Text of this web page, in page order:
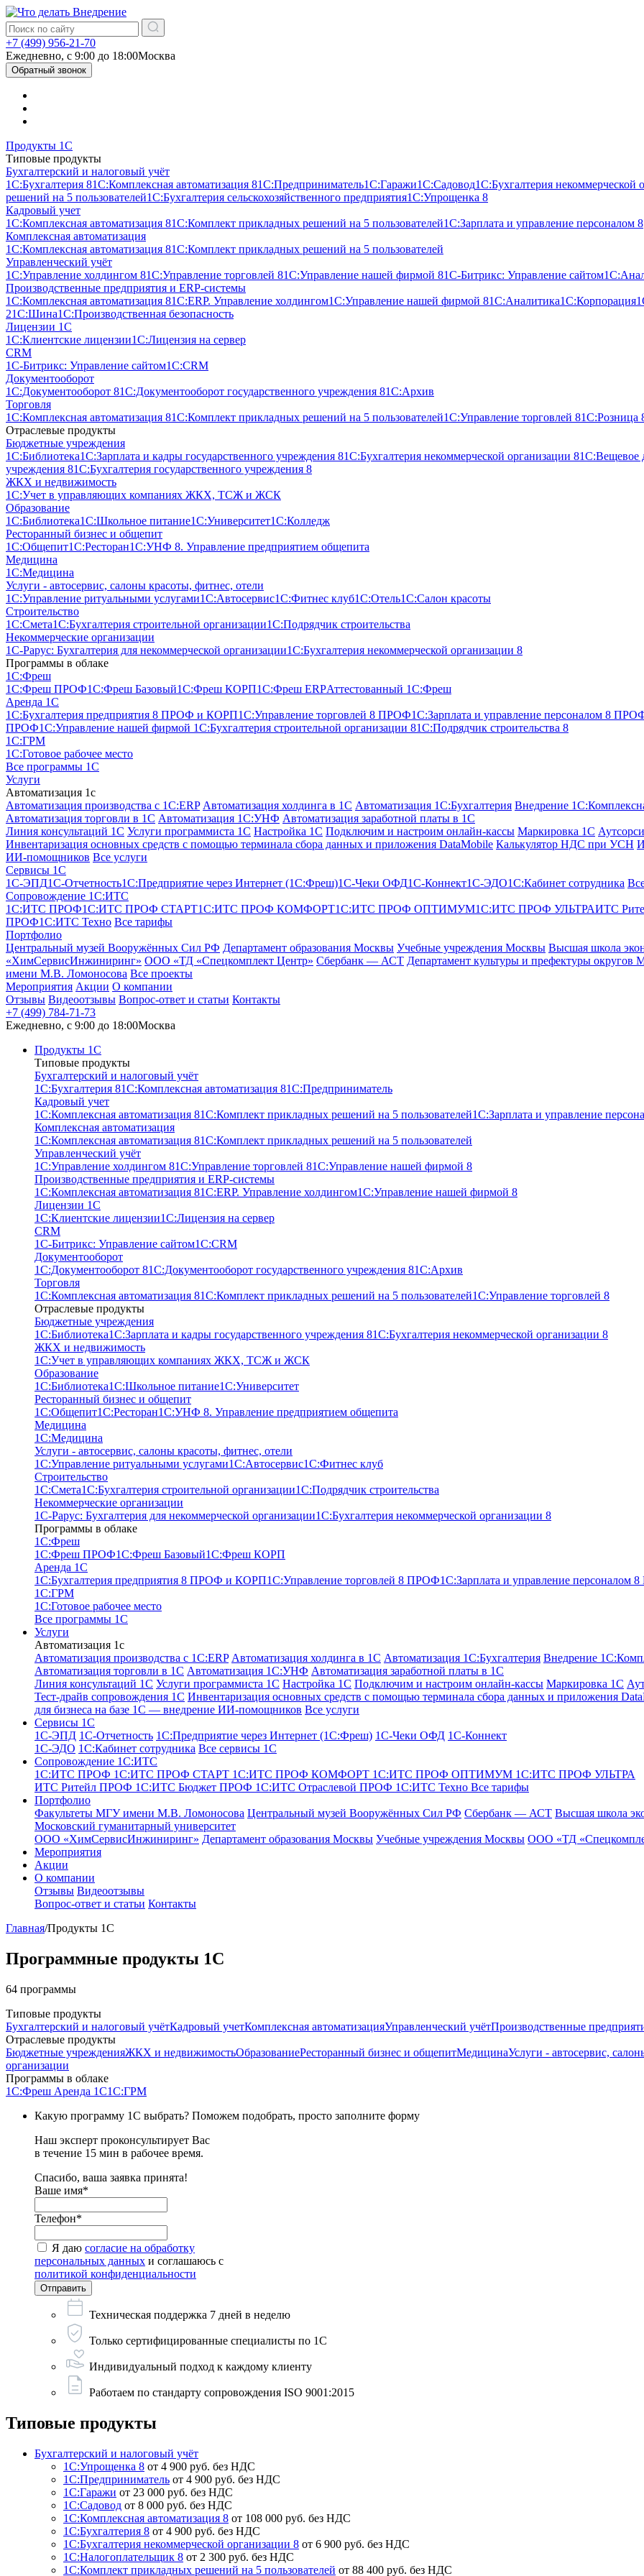
+7 (499) 956-21-70
Ежедневно, c 9:00 до 18:00Москва
Обратный звонок
Продукты 1С
Типовые продукты
Бухгалтерский и налоговый учёт
1С:Бухгалтерия 81С:Комплексная автоматизация 81С:Предприниматель1С:Гаражи1С:Садовод1С:Бухгалтерия некоммерческой
решений на 5 пользователей1С:Бухгалтерия сельскохозяйственного предприятия1С:Упрощенка 8
Кадровый учет
1С:Комплексная автоматизация 81С:Комплект прикладных решений на 5 пользователей1С:Зарплата и управление персоналом 8
Комплексная автоматизация
1С:Комплексная автоматизация 81С:Комплект прикладных решений на 5 пользователей
Управленческий учёт
1С:Управление холдингом 81С:Управление торговлей 81С:Управление нашей фирмой 81С-Битрикс: Управление сайтом
Производственные предприятия и ERP-системы
1С:Комплексная автоматизация 81С:ERP. Управление холдингом1С:Управление нашей фирмой 81С:Аналитика1С:Корпорация
21С:Шина1С:Производственная безопасность
Лицензии 1С
1С:Клиентские лицензии1С:Лицензия на сервер
CRM
1С-Битрикс: Управление сайтом1С:CRM
Документооборот
1С:Документооборот 81С:Документооборот государственного учреждения 81С:Архив
Торговля
1С:Комплексная автоматизация 81С:Комплект прикладных решений на 5 пользователей1С:Управление торговлей 81С:Розница
Отраслевые продукты
Бюджетные учреждения
1С:Библиотека1С:Зарплата и кадры государственного учреждения 81С:Бухгалтерия некоммерческой организации 81С:Вещевое
учреждения 81С:Бухгалтерия государственного учреждения 8
ЖКХ и недвижимость
1С:Учет в управляющих компаниях ЖКХ, ТСЖ и ЖСК
Образование
1С:Библиотека1С:Школьное питание1С:Университет1С:Колледж
Ресторанный бизнес и общепит
1С:Общепит1С:Ресторан1С:УНФ 8. Управление предприятием общепита
Медицина
1С:Медицина
Услуги - автосервис, cалоны красоты, фитнес, отели
1С:Управление ритуальными услугами1С:Автосервис1С:Фитнес клуб1С:Отель1С:Салон красоты
Строительство
1С:Смета1С:Бухгалтерия строительной организации1С:Подрядчик строительства
Некоммерческие организации
1С-Рарус: Бухгалтерия для некоммерческой организации1С:Бухгалтерия некоммерческой организации 8
Программы в облаке
1C:Фреш
1C:Фреш ПРОФ1C:Фреш Базовый1C:Фреш КОРП1C:Фреш ERPАттестованный 1С:Фреш
Аренда 1С
1С:Бухгалтерия предприятия 8 ПРОФ и КОРП1С:Управление торговлей 8 ПРОФ1С:Зарплата и управление персоналом 8
ПРОФ1С:Управление нашей фирмой 1С:Бухгалтерия строительной организации 81С:Подрядчик строительства 8
1С:ГРМ
1С:Готовое рабочее место
Все программы 1С
Услуги
Автоматизация 1с
Автоматизация производства с 1C:ERP Автоматизация холдинга в 1С Автоматизация 1С:Бухгалтерия Внедрение
Автоматизация торговли в 1С Автоматизация 1С:УНФ Автоматизация заработной платы в 1С
Линия консультаций 1С Услуги программиста 1С Настройка 1С Подключим и настроим онлайн-кассы Маркировка 1С
Инвентаризация основных средств с помощью терминала сбора данных и приложения DataMobile Калькулятор НДС при УСН
ИИ-помощников Все услуги
Сервисы 1С
1С-ЭПД1C-Отчетность1С:Предприятие через Интернет (1С:Фреш)1С-Чеки ОФД1С‑Коннект1С-ЭДО1С:Кабинет сотрудника
Сопровождение 1С:ИТС
1С:ИТС ПРОФ1С:ИТС ПРОФ СТАРТ1С:ИТС ПРОФ КОМФОРТ1С:ИТС ПРОФ ОПТИМУМ1С:ИТС ПРОФ УЛЬТРАИТС
ПРОФ1С:ИТС Техно Все тарифы
Портфолио
Центральный музей Вооружённых Сил РФ Департамент образования Москвы Учебные учреждения Москвы Высшая школа
«ХимСервисИнжиниринг» ООО «ТД «Спецкомплект Центр» Сбербанк — АСТ Департамент культуры и префектуры округов
имени М.В. Ломоносова Все проекты
Мероприятия Акции О компании
Отзывы Видеоотзывы Вопрос-ответ и статьи Контакты
+7 (499) 784-71-73
Ежедневно, c 9:00 до 18:00Москва
Продукты 1С
Типовые продукты
Бухгалтерский и налоговый учёт
1С:Бухгалтерия 81С:Комплексная автоматизация 81С:Предприниматель
Кадровый учет
1С:Комплексная автоматизация 81С:Комплект прикладных решений на 5 пользователей1С:Зарплата и управление
Комплексная автоматизация
1С:Комплексная автоматизация 81С:Комплект прикладных решений на 5 пользователей
Управленческий учёт
1С:Управление холдингом 81С:Управление торговлей 81С:Управление нашей фирмой 8
Производственные предприятия и ERP-системы
1С:Комплексная автоматизация 81С:ERP. Управление холдингом1С:Управление нашей фирмой 8
Лицензии 1С
1С:Клиентские лицензии1С:Лицензия на сервер
CRM
1С-Битрикс: Управление сайтом1С:CRM
Документооборот
1С:Документооборот 81С:Документооборот государственного учреждения 81С:Архив
Торговля
1С:Комплексная автоматизация 81С:Комплект прикладных решений на 5 пользователей1С:Управление торговлей 8
Отраслевые продукты
Бюджетные учреждения
1С:Библиотека1С:Зарплата и кадры государственного учреждения 81С:Бухгалтерия некоммерческой организации 8
ЖКХ и недвижимость
1С:Учет в управляющих компаниях ЖКХ, ТСЖ и ЖСК
Образование
1С:Библиотека1С:Школьное питание1С:Университет
Ресторанный бизнес и общепит
1С:Общепит1С:Ресторан1С:УНФ 8. Управление предприятием общепита
Медицина
1С:Медицина
Услуги - автосервис, cалоны красоты, фитнес, отели
1С:Управление ритуальными услугами1С:Автосервис1С:Фитнес клуб
Строительство
1С:Смета1С:Бухгалтерия строительной организации1С:Подрядчик строительства
Некоммерческие организации
1С-Рарус: Бухгалтерия для некоммерческой организации1С:Бухгалтерия некоммерческой организации 8
Программы в облаке
1C:Фреш
1C:Фреш ПРОФ1C:Фреш Базовый1C:Фреш КОРП
Аренда 1С
1С:Бухгалтерия предприятия 8 ПРОФ и КОРП1С:Управление торговлей 8 ПРОФ1С:Зарплата и управление
1С:ГРМ
1С:Готовое рабочее место
Все программы 1С
Услуги
Автоматизация 1с
Автоматизация производства с 1C:ERP Автоматизация холдинга в 1С Автоматизация 1С:Бухгалтерия Внедрение
Автоматизация торговли в 1С Автоматизация 1С:УНФ Автоматизация заработной платы в 1С
Линия консультаций 1С Услуги программиста 1С Настройка 1С Подключим и настроим онлайн-кассы Маркировка 1С
Тест-драйв сопровождения 1С Инвентаризация основных средств с помощью терминала сбора данных и приложения
для бизнеса на базе 1С — внедрение ИИ-помощников Все услуги
Сервисы 1С
1С-ЭПД 1C-Отчетность 1С:Предприятие через Интернет (1С:Фреш) 1С-Чеки ОФД 1С‑Коннект
1С-ЭДО 1С:Кабинет сотрудника Все сервисы 1С
Сопровождение 1С:ИТС
1С:ИТС ПРОФ 1С:ИТС ПРОФ СТАРТ 1С:ИТС ПРОФ КОМФОРТ 1С:ИТС ПРОФ ОПТИМУМ 1С:ИТС ПРОФ УЛЬТРА
ИТС Ритейл ПРОФ 1С:ИТС Бюджет ПРОФ 1С:ИТС Отраслевой ПРОФ 1С:ИТС Техно Все тарифы
Портфолио
Факультеты МГУ имени М.В. Ломоносова Центральный музей Вооружённых Сил РФ Сбербанк — АСТ Высшая школа
Московский гуманитарный университет
ООО «ХимСервисИнжиниринг» Департамент образования Москвы Учебные учреждения Москвы ООО «ТД
Мероприятия
Акции
О компании
Отзывы Видеоотзывы
Вопрос-ответ и статьи Контакты
Главная/Продукты 1С
Программные продукты 1С
64 программы
Типовые продукты
Бухгалтерский и налоговый учётКадровый учетКомплексная автоматизацияУправленческий учётПроизводственные
Отраслевые продукты
Бюджетные учрежденияЖКХ и недвижимостьОбразованиеРесторанный бизнес и общепитМедицинаУслуги - автосервис,
организации
Программы в облаке
1C:Фреш Аренда 1С1С:ГРМ
Какую программу 1С выбрать? Поможем подобрать, просто заполните форму
Наш эксперт проконсультирует Вас
в течение 15 мин в рабочее время.
Спасибо, ваша заявка принята!
Ваше имя*
Телефон*
Я даю согласие на обработку
персональных данных и соглашаюсь с
политикой конфиденциальности
Техническая поддержка 7 дней в неделю
Только сертифицированные специалисты по 1С
Индивидуальный подход к каждому клиенту
Работаем по стандарту сопровождения ISO 9001:2015
Типовые продукты
Бухгалтерский и налоговый учёт
1С:Упрощенка 8 от 4 900 руб. без НДС
1С:Предприниматель от 4 900 руб. без НДС
1С:Гаражи от 23 000 руб. без НДС
1С:Садовод от 8 000 руб. без НДС
1С:Комплексная автоматизация 8 от 108 000 руб. без НДС
1С:Бухгалтерия 8 от 4 900 руб. без НДС
1С:Бухгалтерия некоммерческой организации 8 от 6 900 руб. без НДС
1С:Налогоплательщик 8 от 2 300 руб. без НДС
1С:Комплект прикладных решений на 5 пользователей от 88 400 руб. без НДС